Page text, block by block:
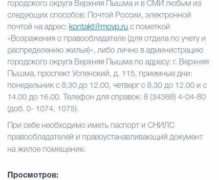
городского округа Верхняя Пышма и в СМИ любым из
следующих способов: Почтой России, электронной
почтой на адрес: kontakt@movp.ru с пометкой
«Возражения о правообладателе (для отдела по учету и
распределению жилья)», либо лично в администрацию
городского округа Верхняя Пышма по адресу: г. Верхняя
Пышма, проспект Успенский, д. 115, приемные дни:
понедельник с 8.30 до 12.00, четверг с 8.30 до 12.00 и с
14.00 до 16.00. Телефон для справок: 8 (34368) 4-04-80
(доб. 0- 1074, 1075).
При себе необходимо иметь паспорт и СНИЛС
правообладателей и правоустанавливающий документ
на жилое помещение.
Просмотров: